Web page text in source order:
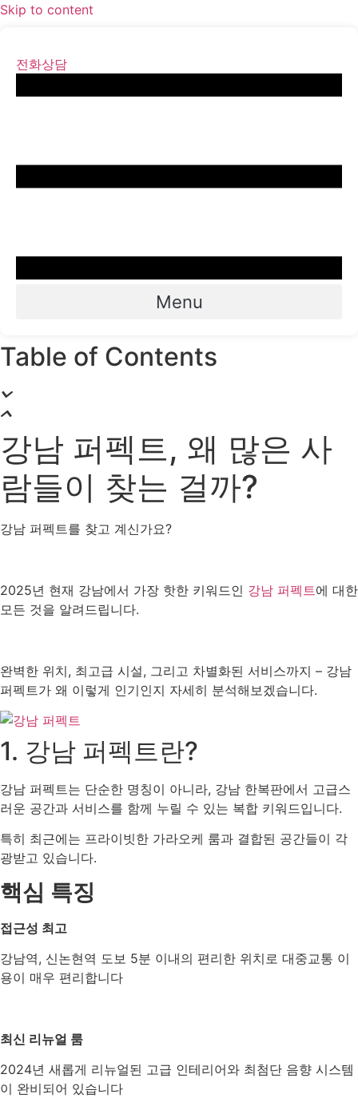
Skip to content
전화상담
Menu
Table of Contents
강남 퍼펙트, 왜 많은 사
람들이 찾는 걸까?
강남 퍼펙트를 찾고 계신가요?
2025년 현재 강남에서 가장 핫한 키워드인 강남 퍼펙트에 대한
모든 것을 알려드립니다.
완벽한 위치, 최고급 시설, 그리고 차별화된 서비스까지 – 강남
퍼펙트가 왜 이렇게 인기인지 자세히 분석해보겠습니다.
1. 강남 퍼펙트란?
강남 퍼펙트는 단순한 명칭이 아니라, 강남 한복판에서 고급스
러운 공간과 서비스를 함께 누릴 수 있는 복합 키워드입니다.
특히 최근에는 프라이빗한 가라오케 룸과 결합된 공간들이 각
광받고 있습니다.
핵심 특징
접근성 최고
강남역, 신논현역 도보 5분 이내의 편리한 위치로 대중교통 이
용이 매우 편리합니다
최신 리뉴얼 룸
2024년 새롭게 리뉴얼된 고급 인테리어와 최첨단 음향 시스템
이 완비되어 있습니다